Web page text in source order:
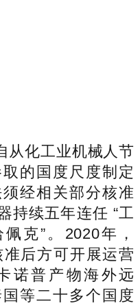
化工业机械人节
的国度尺度制定
经相关部分核准
持续五年连任 “工
克”。2020年，
后方可开展运营
诺普产物海外远
等二十多个国度